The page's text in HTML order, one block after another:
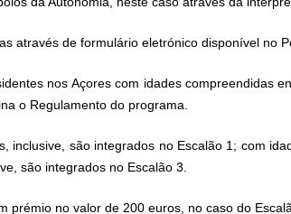
através de formulário eletrónico disponível no
nos Açores com idades
o Regulamento do programa
inclusive, são integrados no Escalão 1; com
são integrados no Escalão 3.
no valor de 200 euros, no caso do